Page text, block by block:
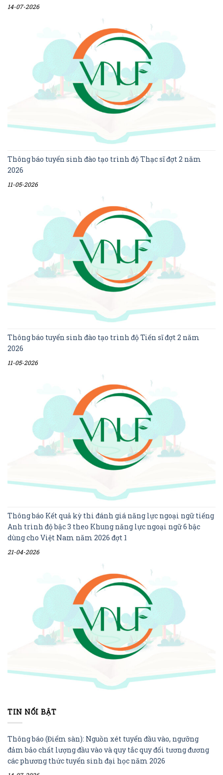
14-07-2026
Thông báo tuyển sinh đào tạo trình độ Thạc sĩ đợt 2 năm
2026
11-05-2026
Thông báo tuyển sinh đào tạo trình độ Tiến sĩ đợt 2 năm
2026
11-05-2026
Thông báo Kết quả kỳ thi đánh giá năng lực ngoại ngữ tiếng
Anh trình độ bậc 3 theo Khung năng lực ngoại ngữ 6 bậc
dùng cho Việt Nam năm 2026 đợt 1
21-04-2026
TIN NỔI BẬT
Thông báo (Điểm sàn): Nguồn xét tuyển đầu vào, ngưỡng
đảm bảo chất lượng đầu vào và quy tắc quy đổi tương đương
các phương thức tuyển sinh đại học năm 2026